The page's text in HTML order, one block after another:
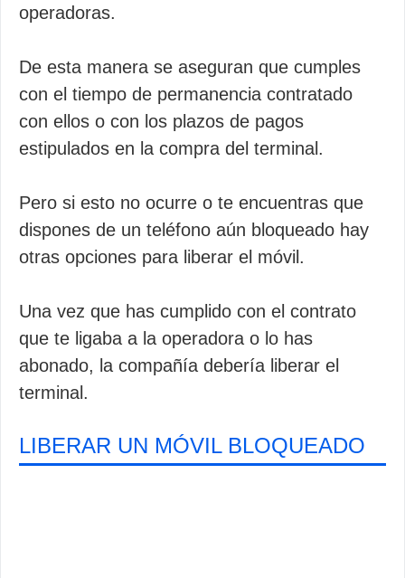
operadoras.
De esta manera se aseguran que cumples
con el tiempo de permanencia contratado
con ellos o con los plazos de pagos
estipulados en la compra del terminal.
Pero si esto no ocurre o te encuentras que
dispones de un teléfono aún bloqueado hay
otras opciones para liberar el móvil.
Una vez que has cumplido con el contrato
que te ligaba a la operadora o lo has
abonado, la compañía debería liberar el
terminal.
LIBERAR UN MÓVIL BLOQUEADO